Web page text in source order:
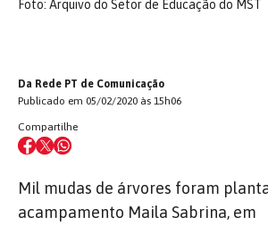
Foto: Arquivo do Setor de Educação do MST
Da Rede PT de Comunicação
Publicado em 05/02/2020 às 15h06
Compartilhe
Mil mudas de árvores foram
acampamento Maila Sabrina, em